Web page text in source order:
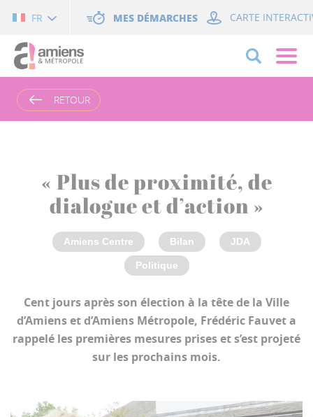
FR MES DÉMARCHES CARTE
RETOUR
« Plus de proximité, de
dialogue et d’action »
Amiens Centre Bilan JDA
Politique
Cent jours après son élection à la tête de la Ville
d’Amiens et d’Amiens Métropole, Frédéric Fauvet a
rappelé les premières mesures prises et s’est projeté
sur les prochains mois.